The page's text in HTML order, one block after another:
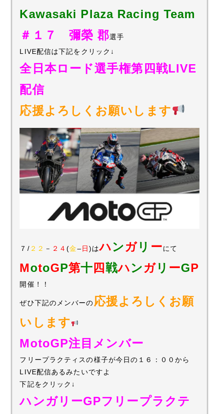
Kawasaki Plaza Racing Team
＃１７ 彌榮 郡選手
LIVE配信は下記をクリック↓
全日本ロード選手権第四戦LIVE
配信
応援よろしくお願いします
７/ ２２ － ２４(金–日)はハン ガリ ーにて
MotoGP第十 四 戦ハン ガリ ーGP
開催！！
ぜひ下記のメンバーの 応援よろしくお願
いします
MotoGP注目メンバー
フリープラクティスの様子が今日の１６：００から
LIVE配信あるみたいですよ
下記をクリック↓
ハンガリーGPフリープラクテ